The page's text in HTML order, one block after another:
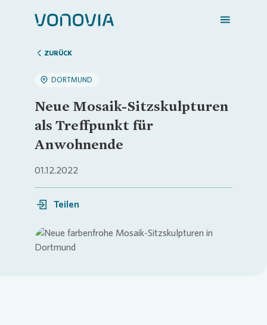
Zuhause finden
Mein Zuhause
Meine Stadt
ZURÜCK
DORTMUND
Neue Mosaik-Sitzskulpturen
als Treffpunkt für
Anwohnende
01.12.2022
Teilen